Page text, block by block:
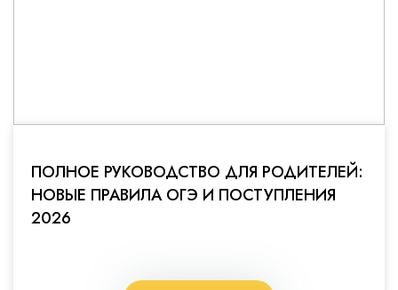
ПОЛНОЕ РУКОВОДСТВО ДЛЯ РОДИТЕЛЕЙ:
НОВЫЕ ПРАВИЛА ОГЭ И ПОСТУПЛЕНИЯ
2026